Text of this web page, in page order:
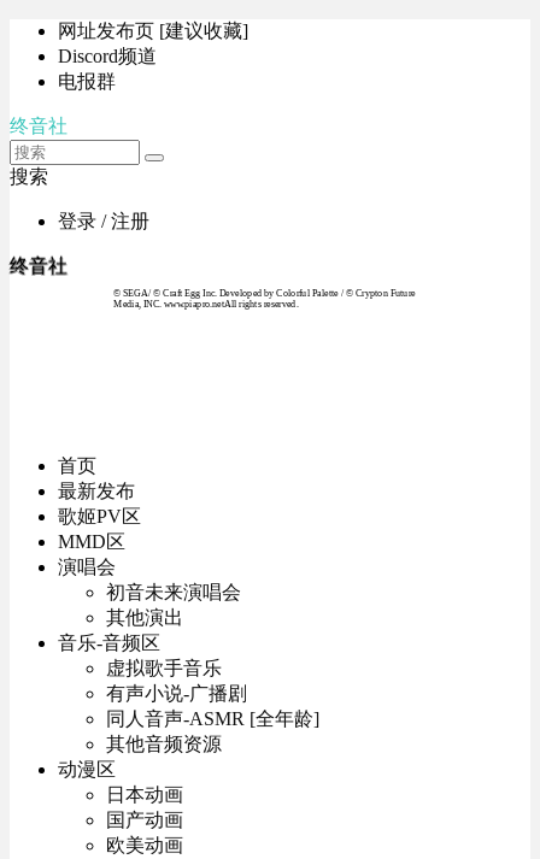
网址发布页 [建议收藏]
Discord频道
电报群
终音社
搜索
登录 / 注册
终音社
© SEGA / © Craft Egg Inc. Developed by Colorful Palette / © Crypton Future
Media, INC. www.piapro.netAll rights reserved.
首页
最新发布
歌姬PV区
MMD区
演唱会
初音未来演唱会
其他演出
音乐-音频区
虚拟歌手音乐
有声小说-广播剧
同人音声-ASMR [全年龄]
其他音频资源
动漫区
日本动画
国产动画
欧美动画